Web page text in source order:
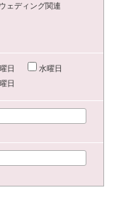
ウェディング関連
日
水曜日
日